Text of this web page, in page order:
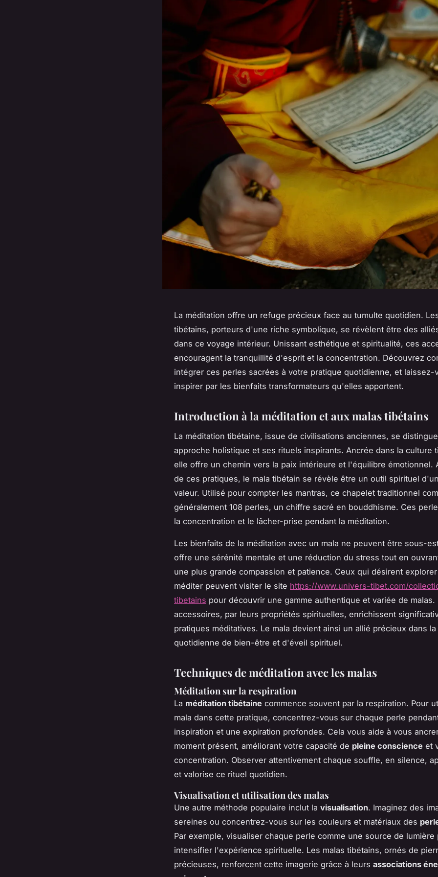
La méditation offre un refuge précieux face au tumulte quotidien.
tibétains, porteurs d'une riche symbolique, se révèlent être des
dans ce voyage intérieur. Unissant esthétique et spiritualité, ces
encouragent la tranquillité d'esprit et la concentration. Découvrez
intégrer ces perles sacrées à votre pratique quotidienne, et laissez-
inspirer par les bienfaits transformateurs qu'elles apportent.
Introduction à la méditation et aux malas tibétains
La méditation tibétaine, issue de civilisations anciennes, se
approche holistique et ses rituels inspirants. Ancrée dans la culture
elle offre un chemin vers la paix intérieure et l'équilibre émotionnel.
de ces pratiques, le mala tibétain se révèle être un outil spirituel
valeur. Utilisé pour compter les mantras, ce chapelet traditionnel
généralement 108 perles, un chiffre sacré en bouddhisme. Ces
la concentration et le lâcher-prise pendant la méditation.
Les bienfaits de la méditation avec un mala ne peuvent être sous-
offre une sérénité mentale et une réduction du stress tout en
une plus grande compassion et patience. Ceux qui désirent
méditer peuvent visiter le site https://www.univers-tibet.com/
tibetains pour découvrir une gamme authentique et variée de malas.
accessoires, par leurs propriétés spirituelles, enrichissent
pratiques méditatives. Le mala devient ainsi un allié précieux dans
quotidienne de bien-être et d'éveil spirituel.
Techniques de méditation avec les malas
Méditation sur la respiration
La méditation tibétaine commence souvent par la respiration. Pour
mala dans cette pratique, concentrez-vous sur chaque perle
inspiration et une expiration profondes. Cela vous aide à vous
moment présent, améliorant votre capacité de pleine conscience et
concentration. Observer attentivement chaque souffle, en silence,
et valorise ce rituel quotidien.
Visualisation et utilisation des malas
Une autre méthode populaire inclut la visualisation. Imaginez des
sereines ou concentrez-vous sur les couleurs et matériaux des
Par exemple, visualiser chaque perle comme une source de lumière
intensifier l'expérience spirituelle. Les malas tibétains, ornés de
précieuses, renforcent cette imagerie grâce à leurs associations